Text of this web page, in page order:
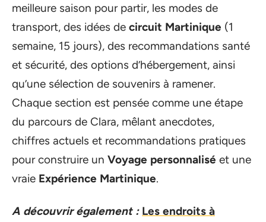
meilleure saison pour partir, les modes de
transport, des idées de circuit Martinique (1
semaine, 15 jours), des recommandations santé
et sécurité, des options d’hébergement, ainsi
qu’une sélection de souvenirs à ramener.
Chaque section est pensée comme une étape
du parcours de Clara, mêlant anecdotes,
chiffres actuels et recommandations pratiques
pour construire un Voyage personnalisé et une
vraie Expérience Martinique.
A découvrir également : Les endroits à